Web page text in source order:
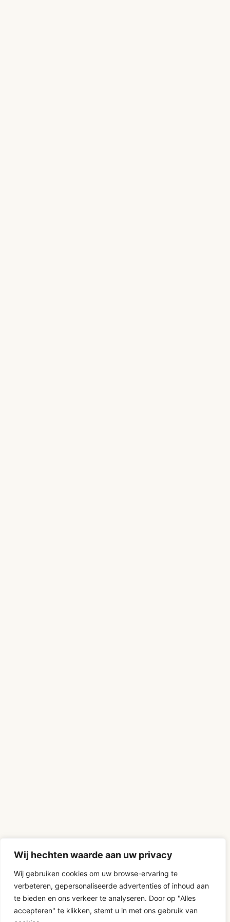
Wij hechten waarde aan uw privacy
Wij gebruiken cookies om uw browse-ervaring te
verbeteren, gepersonaliseerde advertenties of inhoud aan
te bieden en ons verkeer te analyseren. Door op "Alles
accepteren" te klikken, stemt u in met ons gebruik van